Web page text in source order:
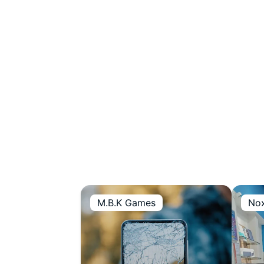
M.B.K Games